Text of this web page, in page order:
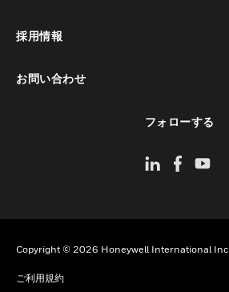
採用情報
お問い合わせ
フォローする
Copyright © 2026 Honeywell International Inc
ご利用規約